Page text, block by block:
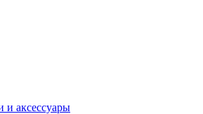
и аксессуары